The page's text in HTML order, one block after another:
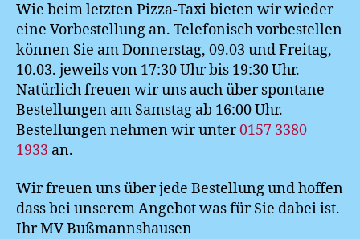
Wie beim letzten Pizza-Taxi bieten wir wieder
eine Vorbestellung an. Telefonisch vorbestellen
können Sie am Donnerstag, 09.03 und Freitag,
10.03. jeweils von 17:30 Uhr bis 19:30 Uhr.
Natürlich freuen wir uns auch über spontane
Bestellungen am Samstag ab 16:00 Uhr.
Bestellungen nehmen wir unter0157 3380
1933 an.
Wir freuen uns über jede Bestellung und hoffen
dass bei unserem Angebot was für Sie dabei ist.
Ihr MV Bußmannshausen